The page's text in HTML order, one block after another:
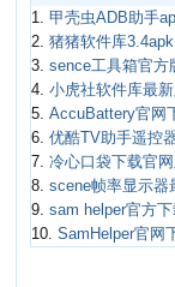
1. 甲壳虫ADB助手
2. 猪猪软件库3.4apk
3. sence工具箱官方
4. 小虎社软件库最
5. AccuBattery官网
6. 优酷TV助手遥控
7. 冷心口袋下载官
8. scene帧率显示器
9. sam helper官方
10. SamHelper官网